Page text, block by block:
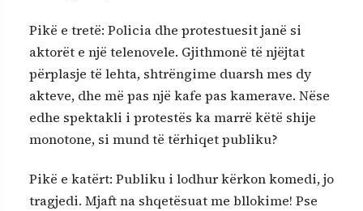
Pikë e tretë: Policia dhe protestuesit janë si
aktorët e një telenovele. Gjithmonë të njëjtat
përplasje të lehta, shtrëngime duarsh mes dy
akteve, dhe më pas një kafe pas kamerave. Nëse
edhe spektakli i protestës ka marrë këtë shije
monotone, si mund të tërhiqet publiku?
Pikë e katërt: Publiku i lodhur kërkon komedi, jo
tragjedi. Mjaft na shqetësuat me bllokime! Pse